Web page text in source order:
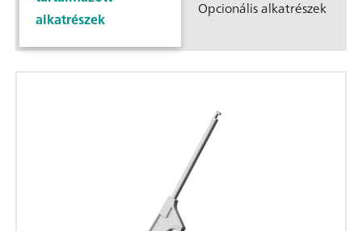
alkatrészek
Opcionális alkatrészek